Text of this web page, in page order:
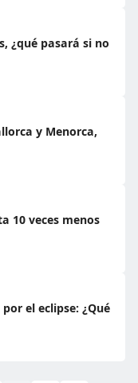
¿qué pasará si no
y Menorca,
10 veces menos
el eclipse: ¿Qué